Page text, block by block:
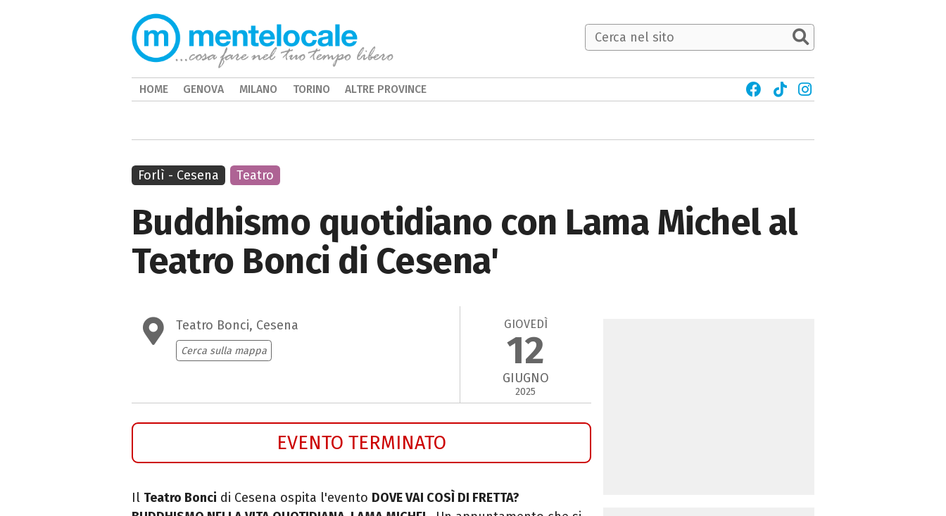
Buddhismo quotidiano con Lama Michel al
Teatro Bonci di Cesena'
Teatro Bonci, Cesena
Cerca sulla mappa
GIOVEDÌ
12
GIUGNO
2025
EVENTO TERMINATO
Il Teatro Bonci di Cesena ospita l'evento DOVE VAI COSÌ DI FRETTA?
Forlì - Cesena Teatro
HOME GENOVA MILANO TORINO ALTRE PROVINCE